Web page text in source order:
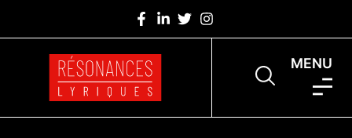
MENU